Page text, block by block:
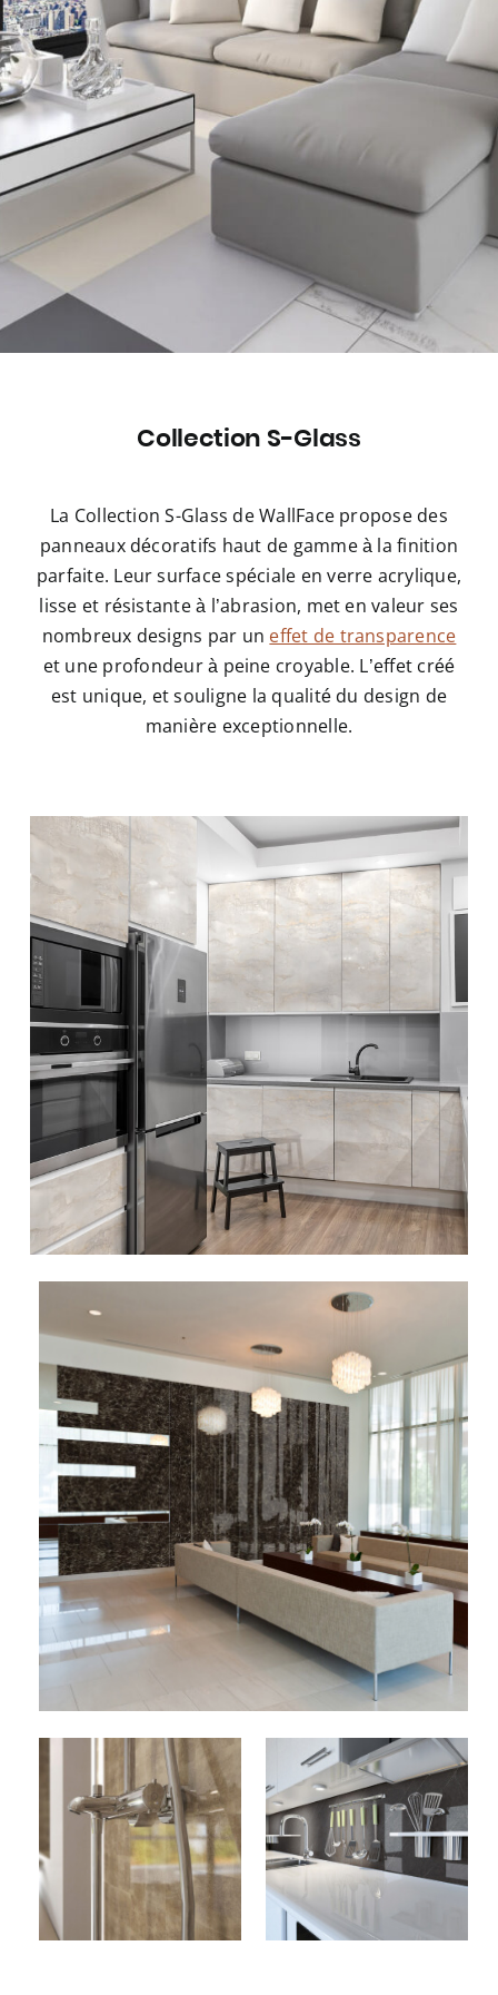
Collection S-Glass
La Collection S-Glass de WallFace propose des
panneaux décoratifs haut de gamme à la finition
parfaite. Leur surface spéciale en verre acrylique,
lisse et résistante à l’abrasion, met en valeur ses
nombreux designs par un effet de transparence
et une profondeur à peine croyable. L’effet créé
est unique, et souligne la qualité du design de
manière exceptionnelle.